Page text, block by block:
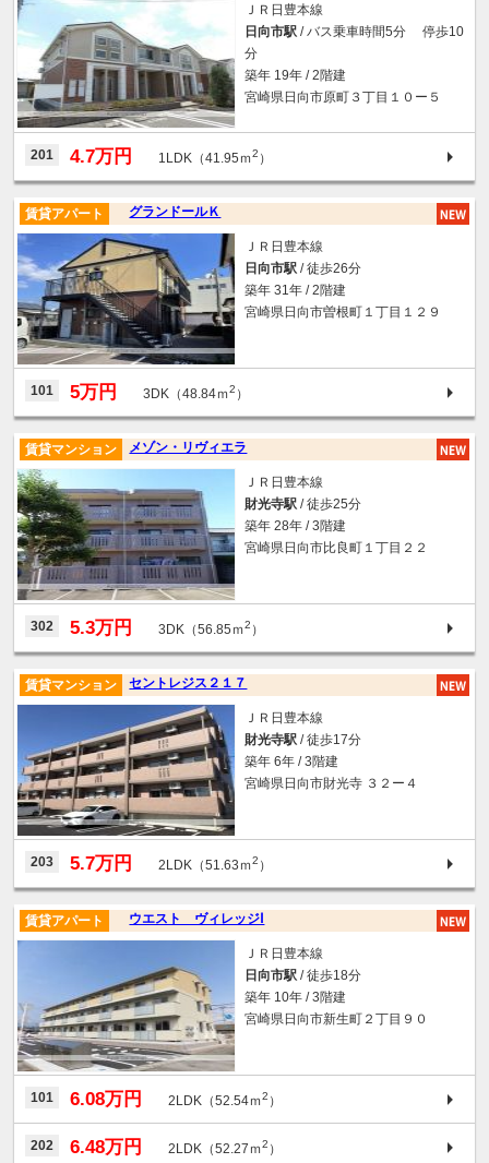
ＪＲ日豊本線
日向市駅 / バス乗車時間5分 停歩10
分
築年 19年 / 2階建
宮崎県日向市原町３丁目１０ー５
201 4.7万円 1LDK（41.95ｍ2 ）
グランドールＫ
賃貸アパート
ＪＲ日豊本線
日向市駅 / 徒歩26分
築年 31年 / 2階建
宮崎県日向市曽根町１丁目１２９
101 5万円 3DK（48.84ｍ2 ）
メゾン・リヴィエラ
賃貸マンション
ＪＲ日豊本線
財光寺駅 / 徒歩25分
築年 28年 / 3階建
宮崎県日向市比良町１丁目２２
302 5.3万円 3DK（56.85ｍ2 ）
セントレジス２１７
賃貸マンション
ＪＲ日豊本線
財光寺駅 / 徒歩17分
築年 6年 / 3階建
宮崎県日向市財光寺 ３２ー４
203 5.7万円 2LDK（51.63ｍ2 ）
ウエスト ヴィレッジⅠ
賃貸アパート
ＪＲ日豊本線
日向市駅 / 徒歩18分
築年 10年 / 3階建
宮崎県日向市新生町２丁目９０
101 6.08万円 2LDK（52.54ｍ2 ）
202 6.48万円 2LDK（52.27ｍ2 ）